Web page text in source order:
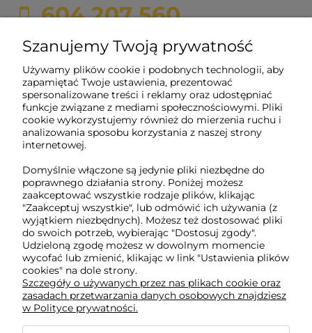
604 207 560
ul. Żychonia 9,
85-791 Bydgoszcz,
woj. kujawsko-pomorskie
NIP: 5882358633
REGON: 221079690
O nas
Obsługa klienta
Pomoc
Moje konto
Szanujemy Twoją prywatność
Używamy plików cookie i podobnych technologii, aby
zapamiętać Twoje ustawienia, prezentować
spersonalizowane treści i reklamy oraz udostępniać
funkcje związane z mediami społecznościowymi. Pliki
cookie wykorzystujemy również do mierzenia ruchu i
analizowania sposobu korzystania z naszej strony
internetowej.
Domyślnie włączone są jedynie pliki niezbędne do
poprawnego działania strony. Poniżej możesz
zaakceptować wszystkie rodzaje plików, klikając
"Zaakceptuj wszystkie", lub odmówić ich używania (z
wyjątkiem niezbędnych). Możesz też dostosować pliki
do swoich potrzeb, wybierając "Dostosuj zgody".
Udzieloną zgodę możesz w dowolnym momencie
wycofać lub zmienić, klikając w link "Ustawienia plików
cookies" na dole strony.
Szczegóły o używanych przez nas plikach cookie oraz
zasadach przetwarzania danych osobowych znajdziesz
w Polityce prywatności.